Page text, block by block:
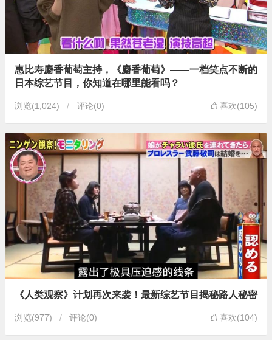
惠比寿麝香葡萄主持，《麝香葡萄》——一档笑点不断的
日本综艺节目，你知道在哪里能看吗？
浏览(1,024) 评论(0) 喜欢(105)
《人类观察》计划再次来袭！最新综艺节目揭秘路人秘密
浏览(977) 评论(0) 喜欢(104)